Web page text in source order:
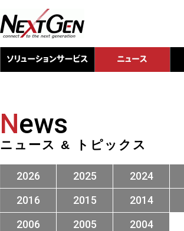
News
ニュース & トピックス
2026 2025 2024
2016
2015 2014
2006
2005 2004